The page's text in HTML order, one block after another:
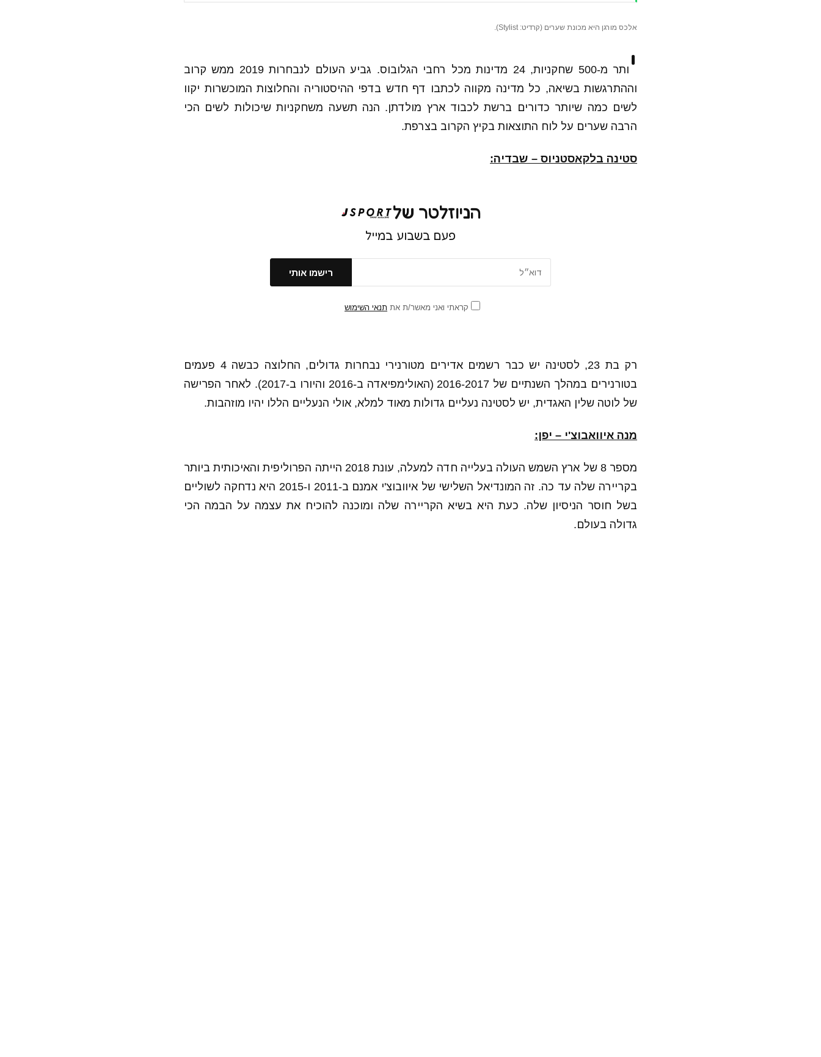
אלכס מורגן היא מכונת שערים (קרדיט: Stylist).
י
ותר מ-500 שחקניות, 24 מדינות מכל רחבי הגלובוס. גביע העולם לנבחרות 2019 ממש קרוב
וההתרגשות בשיאה, כל מדינה מקווה לכתבו דף חדש בדפי ההיסטוריה והחלוצות המוכשרות יקוו
לשים כמה שיותר כדורים ברשת לכבוד ארץ מולדתן. הנה תשעה משחקניות שיכולות לשים הכי
הרבה שערים על לוח התוצאות בקיץ הקרוב בצרפת.
סטינה בלקאסטניוס – שבדיה:
הניוזלטר של
פעם בשבוע במייל
קראתי ואני מאשר/ת את תנאי השימוש
רק בת 23, לסטינה יש כבר רשמים אדירים מטורנירי נבחרות גדולים, החלוצה כבשה 4 פעמים
בטורנירים במהלך השנתיים של 2016-2017 (האולימפיאדה ב-2016 והיורו ב-2017). לאחר הפרישה
של לוטה שלין האגדית, יש לסטינה נעליים גדולות מאוד למלא, אולי הנעליים הללו יהיו מוזהבות.
מנה איוואבוצ'י – יפן:
מספר 8 של ארץ השמש העולה בעלייה חדה למעלה, עונת 2018 הייתה הפרוליפית והאיכותית ביותר
בקריירה שלה עד כה. זה המונדיאל השלישי של איוובוצ'י אמנם ב-2011 ו-2015 היא נדחקה לשוליים
בשל חוסר הניסיון שלה. כעת היא בשיא הקריירה שלה ומוכנה להוכיח את עצמה על הבמה הכי
גדולה בעולם.